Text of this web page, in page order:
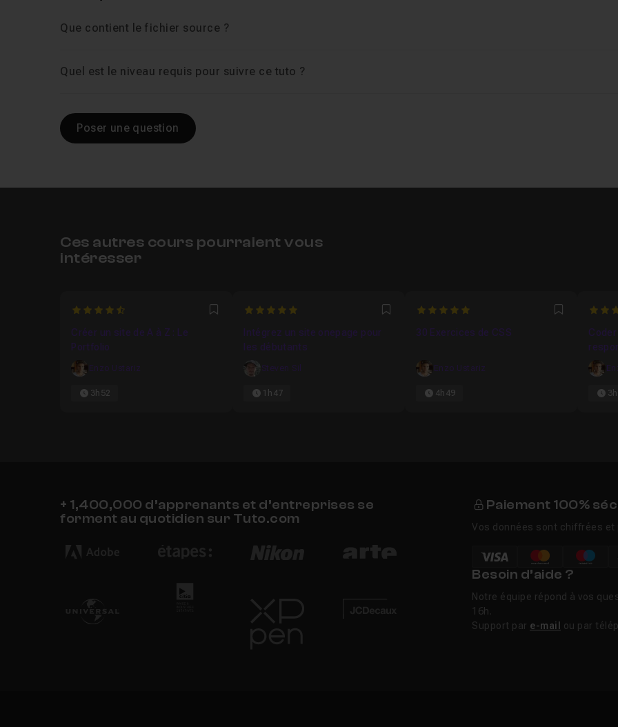
Que contient le fichier source ?
Quel est le niveau requis pour suivre ce tuto ?
Poser une question
Ces autres cours pourraient vous
intéresser
4.8333333333333 Favori
Créer un site de A à Z : Le
Portfolio
Enzo Ustariz
3h52
5 Favori
Intégrez un site onepage pour
les débutants
Steven Sil
1h47
5 Favori
30 Exercices de CSS
Enzo Ustariz
4h49
4.6
+ 1,400,000 d’apprenants et d’entreprises se
forment au quotidien sur Tuto.com
Paiement 100%
Vos données sont chiffrées
Besoin d’aide ?
Notre équipe répond à vos
16h.
Support par e-mail ou par